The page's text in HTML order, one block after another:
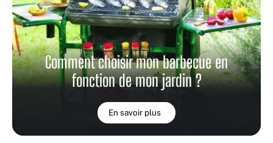
Comment choisir mon barbecue en
fonction de mon jardin ?
En savoir plus